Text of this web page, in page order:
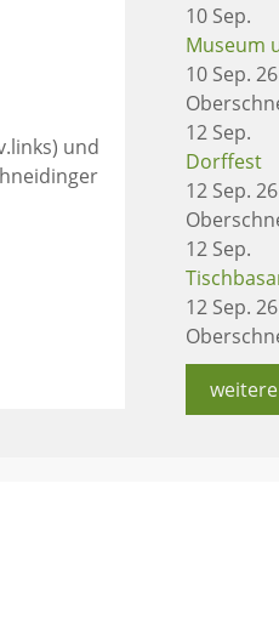
und
10 Sep.
Museum
10 Sep. 26
12 Sep.
Dorffest
12 Sep. 26
12 Sep.
12 Sep. 26